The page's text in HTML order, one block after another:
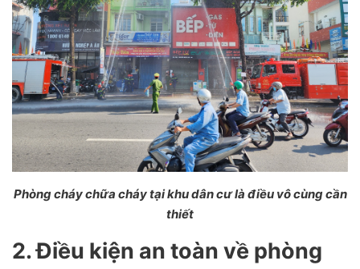
Phòng cháy chữa cháy tại khu dân cư là điều vô cùng cần
thiết
2. Điều kiện an toàn về phòng